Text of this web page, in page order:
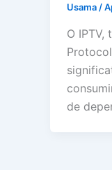
Usama /
O
de